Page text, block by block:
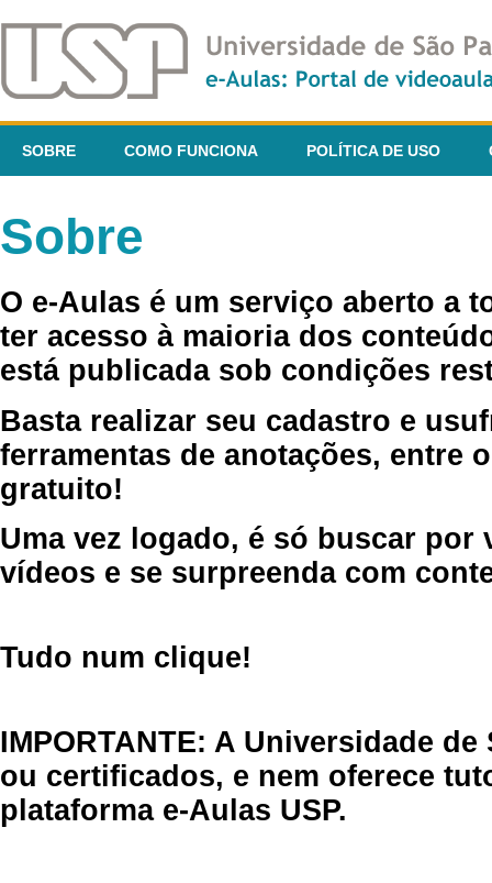
SOBRE COMO FUNCIONA POLÍTICA DE USO
Sobre
O e-Aulas é um serviço aberto a
ter acesso à maioria dos
está publicada sob condições
Basta realizar seu cadastro e
ferramentas de anotações, entre
gratuito!
Uma vez logado, é só buscar por
vídeos e se surpreenda com
Tudo num clique!
IMPORTANTE: A Universidade
ou certificados, e nem oferece
plataforma e-Aulas USP.